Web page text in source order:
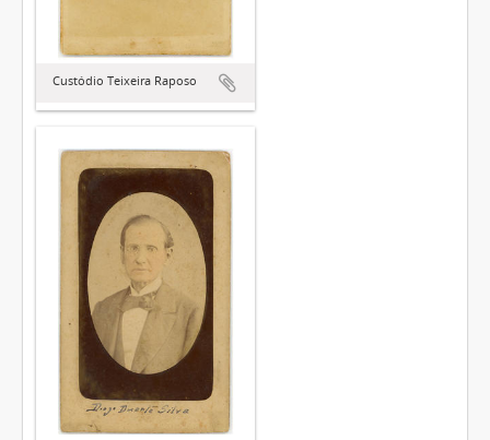
Custódio Teixeira Raposo